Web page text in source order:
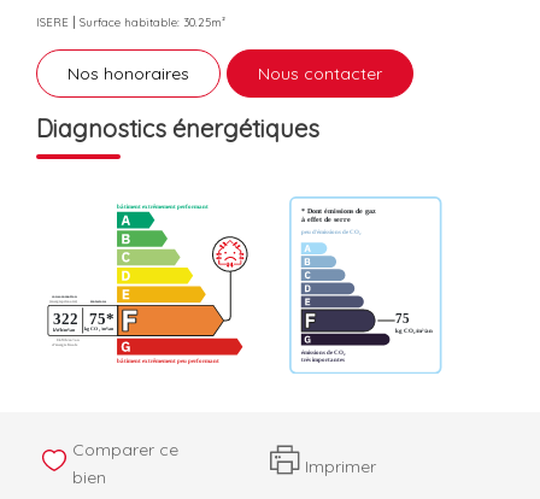
ISERE | Surface habitable: 30.25m²
Nos honoraires Nous contacter
Diagnostics énergétiques
Comparer ce
bien
Imprimer